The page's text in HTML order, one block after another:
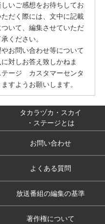
いご感想をお待ちしてお
だく際には、文中に記載
いて、編集させていただ
ください。
お問い合わせ等について
対しお答え致しかねま
テージ カスタマーセンタ
すようお願いします。
タカラヅカ・スカイ
・ステージとは
お問い合わせ
よくある質問
放送番組の編集の基準
著作権について